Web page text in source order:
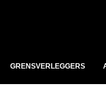
GRENSVERLEGGERS